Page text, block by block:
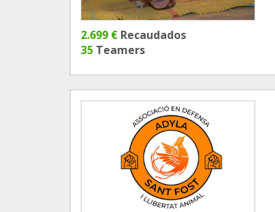
2.699 € Recaudados
35 Teamers